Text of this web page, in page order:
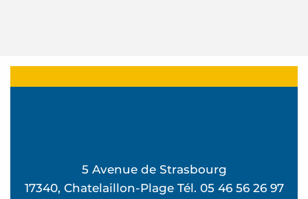
5 Avenue de Strasbourg
17340, Chatelaillon-Plage Tél. 05 46 56 26 97